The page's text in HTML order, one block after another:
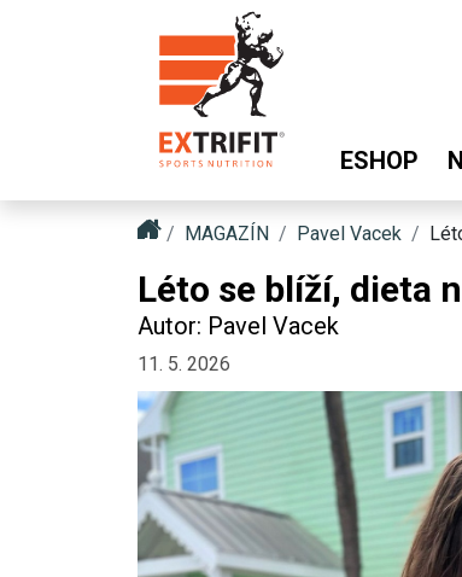
ESHOP
MAGAZÍN Pavel Vacek
Léto se blíží, dieta
Autor: Pavel Vacek
11. 5. 2026